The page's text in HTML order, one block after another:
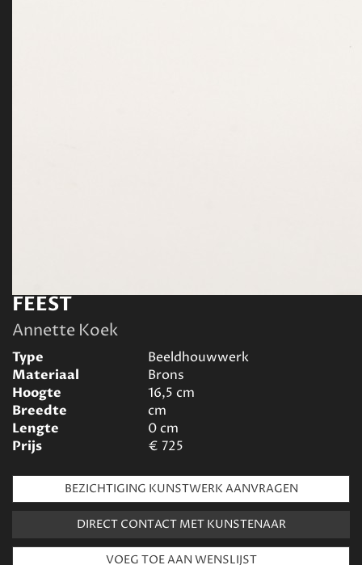
FEEST
Annette Koek
Type
Beeldhouwwerk
Materiaal
Brons
Hoogte
16,5 cm
Breedte
cm
Lengte
0cm
Prijs
€ 725
BEZICHTIGING KUNSTWERK AANVRAGEN
DIRECT CONTACT MET KUNSTENAAR